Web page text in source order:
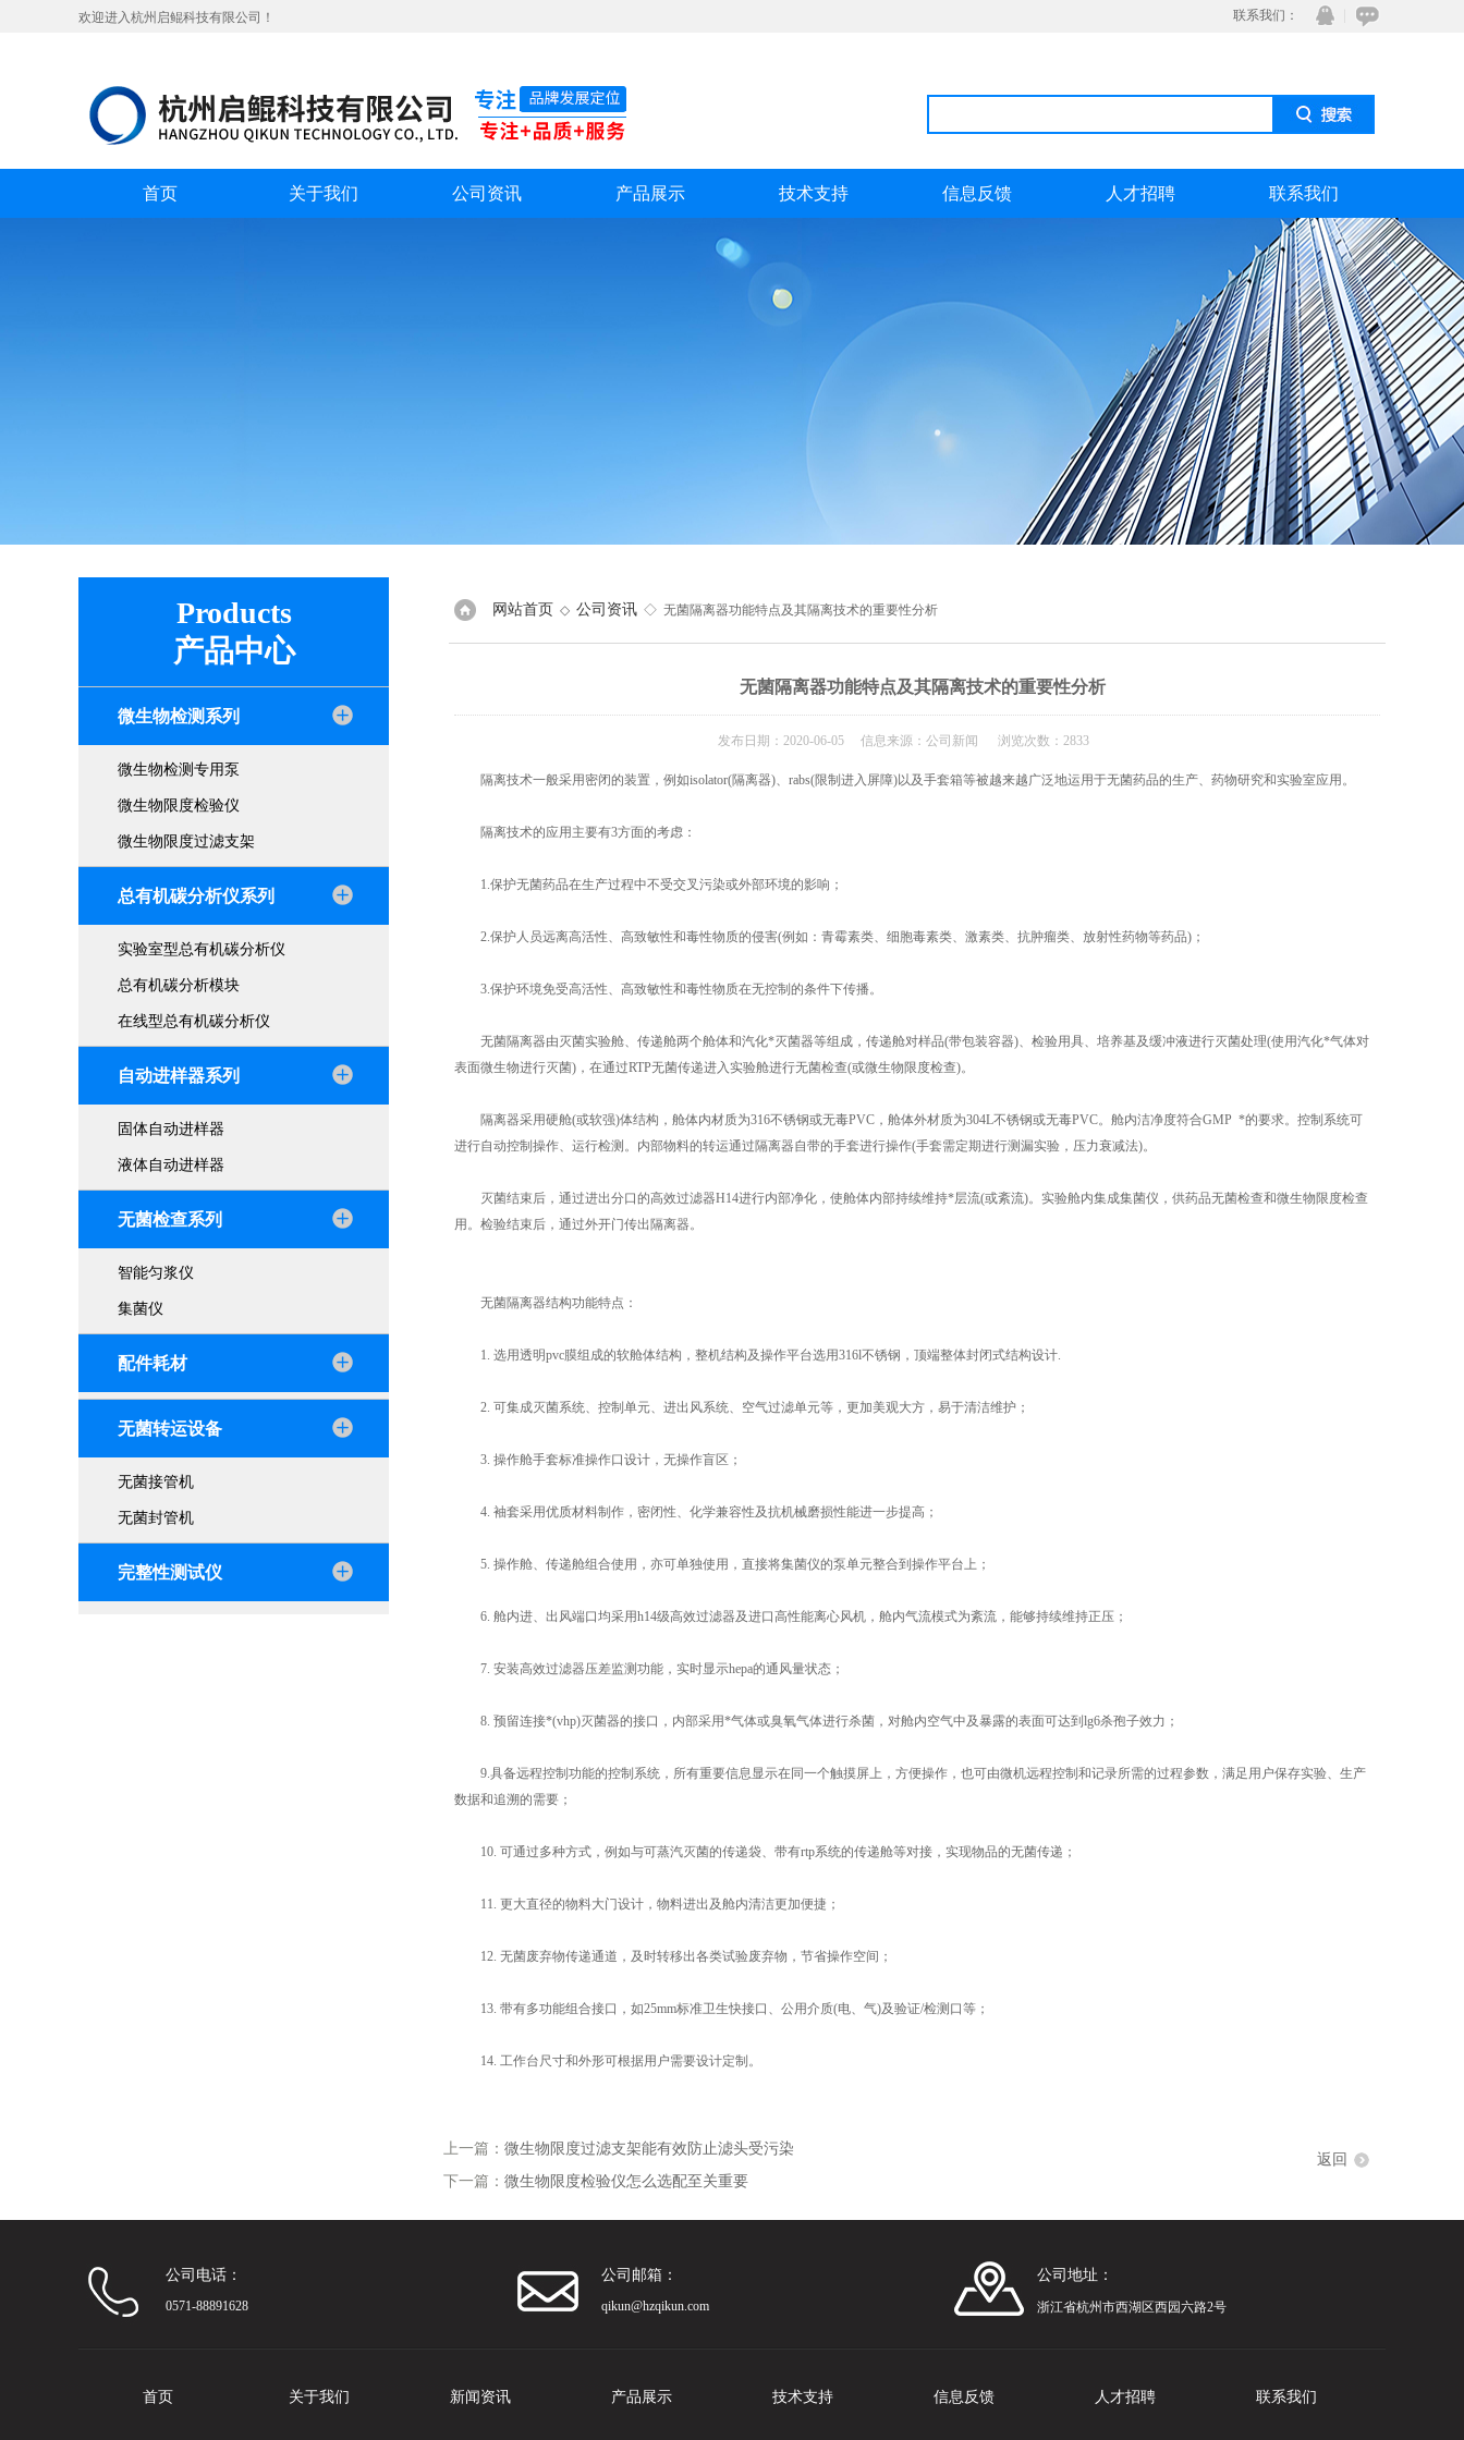
欢迎进入杭州启鲲科技有限公司！ 联系我们：
在线咨
QQ
首页 关于我们 公司资讯 产品展示 技术支持 信息反馈 人才招聘 联系我们
Products
产品中心
微生物检测系列
微生物检测专用泵
微生物限度检验仪
微生物限度过滤支架
总有机碳分析仪系列
实验室型总有机碳分析仪
总有机碳分析模块
在线型总有机碳分析仪
自动进样器系列
固体自动进样器
液体自动进样器
无菌检查系列
智能匀浆仪
集菌仪
配件耗材
无菌转运设备
无菌接管机
无菌封管机
完整性测试仪
网站首页 ◇ 公司资讯 ◇ 无菌隔离器功能特点及其隔离技术的重要性分析
无菌隔离器功能特点及其隔离技术的重要性分析
发布日期：2020-06-05 信息来源：公司新闻 浏览次数：2833
隔离技术一般采用密闭的装置，例如isolator(隔离器)、rabs(限制进入屏障)以及手套箱等被越来越广泛地运用于无菌药品的生产、药物研究和实验室应用。
隔离技术的应用主要有3方面的考虑：
1.保护无菌药品在生产过程中不受交叉污染或外部环境的影响；
2.保护人员远离高活性、高致敏性和毒性物质的侵害(例如：青霉素类、细胞毒素类、激素类、抗肿瘤类、放射性药物等药品)；
3.保护环境免受高活性、高致敏性和毒性物质在无控制的条件下传播。
无菌隔离器由灭菌实验舱、传递舱两个舱体和汽化*灭菌器等组成，传递舱对样品(带包装容器)、检验用具、培养基及缓冲液进行灭菌处理(使用汽化*气体对
表面微生物进行灭菌)，在通过RTP无菌传递进入实验舱进行无菌检查(或微生物限度检查)。
隔离器采用硬舱(或软强)体结构，舱体内材质为316不锈钢或无毒PVC，舱体外材质为304L不锈钢或无毒PVC。舱内洁净度符合GMP *的要求。控制系统可
进行自动控制操作、运行检测。内部物料的转运通过隔离器自带的手套进行操作(手套需定期进行测漏实验，压力衰减法)。
灭菌结束后，通过进出分口的高效过滤器H14进行内部净化，使舱体内部持续维持*层流(或紊流)。实验舱内集成集菌仪，供药品无菌检查和微生物限度检查
用。检验结束后，通过外开门传出隔离器。
无菌隔离器结构功能特点：
1. 选用透明pvc膜组成的软舱体结构，整机结构及操作平台选用316l不锈钢，顶端整体封闭式结构设计.
2. 可集成灭菌系统、控制单元、进出风系统、空气过滤单元等，更加美观大方，易于清洁维护；
3. 操作舱手套标准操作口设计，无操作盲区；
4. 袖套采用优质材料制作，密闭性、化学兼容性及抗机械磨损性能进一步提高；
5. 操作舱、传递舱组合使用，亦可单独使用，直接将集菌仪的泵单元整合到操作平台上；
6. 舱内进、出风端口均采用h14级高效过滤器及进口高性能离心风机，舱内气流模式为紊流，能够持续维持正压；
7. 安装高效过滤器压差监测功能，实时显示hepa的通风量状态；
8. 预留连接*(vhp)灭菌器的接口，内部采用*气体或臭氧气体进行杀菌，对舱内空气中及暴露的表面可达到lg6杀孢子效力；
9.具备远程控制功能的控制系统，所有重要信息显示在同一个触摸屏上，方便操作，也可由微机远程控制和记录所需的过程参数，满足用户保存实验、生产
数据和追溯的需要；
10. 可通过多种方式，例如与可蒸汽灭菌的传递袋、带有rtp系统的传递舱等对接，实现物品的无菌传递；
11. 更大直径的物料大门设计，物料进出及舱内清洁更加便捷；
12. 无菌废弃物传递通道，及时转移出各类试验废弃物，节省操作空间；
13. 带有多功能组合接口，如25mm标准卫生快接口、公用介质(电、气)及验证/检测口等；
14. 工作台尺寸和外形可根据用户需要设计定制。
上一篇： 微生物限度过滤支架能有效防止滤头受污染
下一篇： 微生物限度检验仪怎么选配至关重要
返回
公司电话：
0571-88891628
公司邮箱：
qikun@hzqikun.com
公司地址：
浙江省杭州市西湖区西园六路2号
首页 关于我们 新闻资讯 产品展示 技术支持 信息反馈 人才招聘 联系我们